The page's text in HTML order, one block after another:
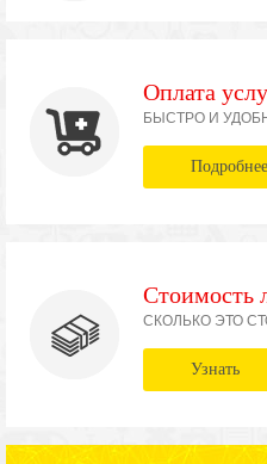
Оплата
БЫСТРО И
Подробнее
Стоимость
СКОЛЬКО ЭТО
Узнать